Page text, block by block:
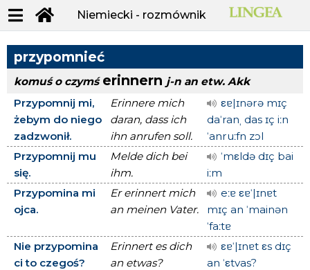
Niemiecki - rozmównik
przypomnieć
komuś o czymśerinnern j-n an etw. Akk
Przypomnij mi,
żebym do niego
zadzwonił.
Erinnere mich
daran, dass ich
ihn anrufen soll.
εɐ|ɪnərə mɪç
daˈranˌ das ɪç iːn
ˈanruːfn zɔl
Przypomnij mu
się.
Melde dich bei
ihm.
ˈmεldə dɪç bai
iːm
Przypomina mi
ojca.
Er erinnert mich
an meinen Vater.
eːɐ εɐˈ|ɪnɐt
mɪç an ˈmainən
ˈfaːtɐ
Nie przypomina
ci to czegoś?
Erinnert es dich
an etwas?
εɐˈ|ɪnɐt εs dɪç
an ˈεtvas?